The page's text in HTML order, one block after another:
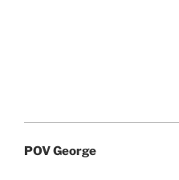
POV George